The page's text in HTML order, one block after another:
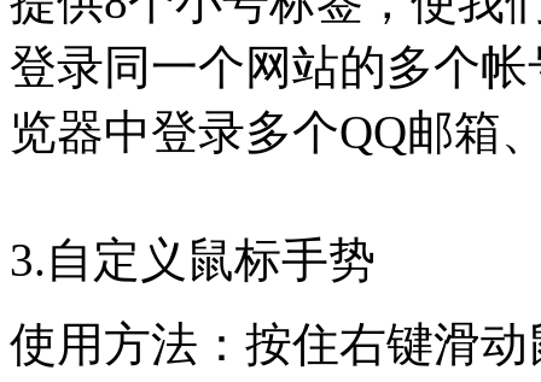
登录同一个网站的多个
览器中登录多个QQ邮箱
3.自定义鼠标手势
使用方法：按住右键滑